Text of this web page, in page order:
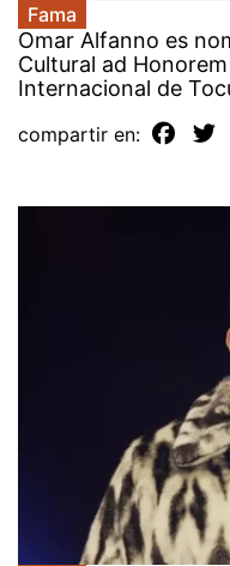
Fama
Omar Alfanno es
Cultural ad
Internacional de
compartir en: